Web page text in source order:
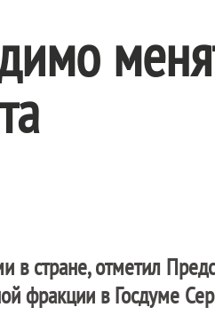
в стране, отметил
фракции в Госдуме